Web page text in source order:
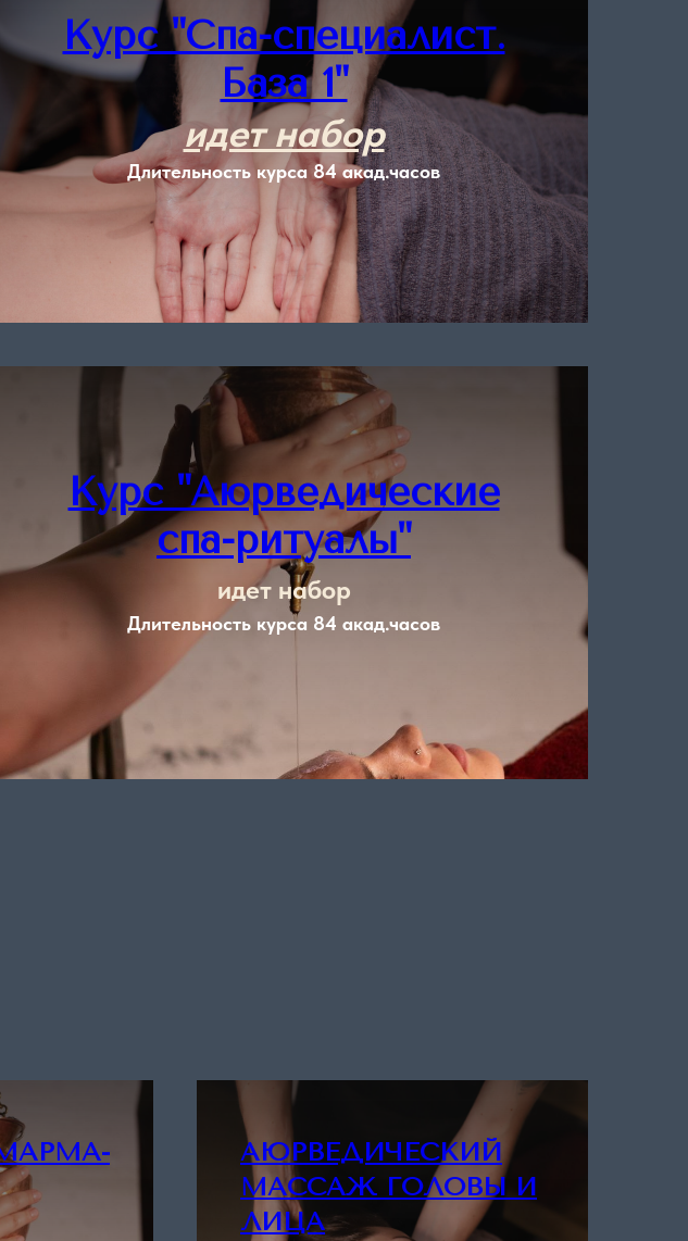
Курс "Спа-специалист.
База 1"
идет набор
Длительность курса 84 акад.часов
Подробнее
Курс "Аюрведические
спа-ритуалы"
идет набор
Длительность курса 84 акад.часов
АЮРВЕДИЧЕСКИЙ
МАССАЖ ГОЛОВЫ И
ЛИЦА